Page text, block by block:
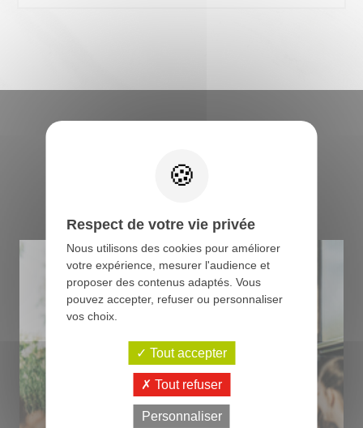
Retrouvez tous les
conseils du boucher
Respect de votre vie privée
Nous utilisons des cookies pour améliorer
votre expérience, mesurer l'audience et
proposer des contenus adaptés. Vous
pouvez accepter, refuser ou personnaliser
vos choix.
Tout accepter
Tout refuser
Personnaliser